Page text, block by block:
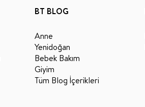
BT BLOG
Anne
Yenidoğan
Bebek Bakım
Giyim
Tüm Blog İçerikleri